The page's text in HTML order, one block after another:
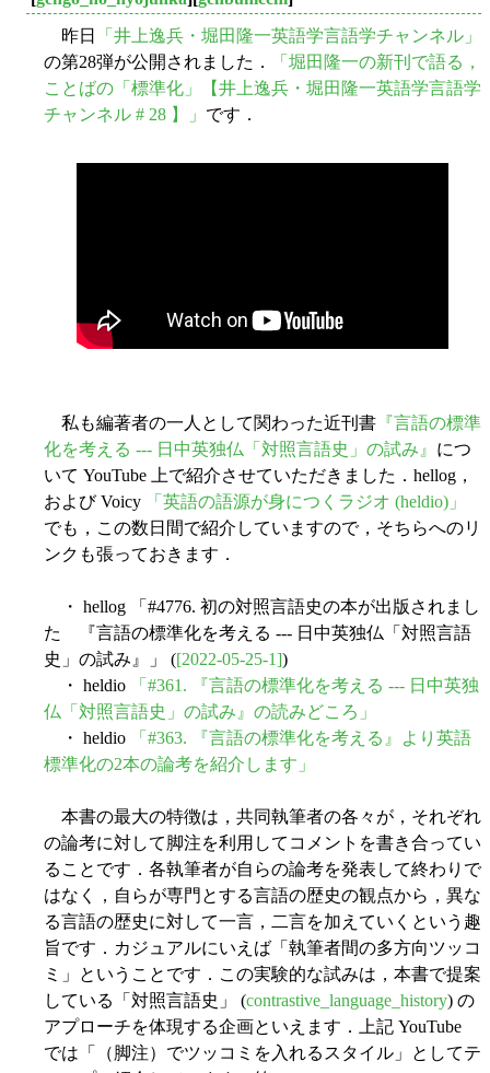
昨日
「井上逸兵・堀田隆一英語学言語学チャンネル」
の第28弾が公開されました．
「堀田隆一の新刊で語る，
ことばの「標準化」【井上逸兵・堀田隆一英語学言語学
チャンネル # 28 】」 です．
私も編著者の一人として関わった近刊書 『言語の標準
化を考える --- 日中英独仏「対照言語史」の試み』 につ
いて YouTube 上で紹介させていただきました．hellog，
および Voicy
「英語の語源が身につくラジオ (heldio)」
でも，この数日間で紹介していますので，そちらへのリ
ンクも張っておきます．
・ hellog 「#4776. 初の対照言語史の本が出版されまし
た 『言語の標準化を考える --- 日中英独仏「対照言語
史」の試み』」 ([2022-05-25-1])
・ heldio
「#361. 『言語の標準化を考える --- 日中英独
仏「対照言語史」の試み』の読みどころ」
・ heldio
「#363. 『言語の標準化を考える』より英語
標準化の2本の論考を紹介します」
本書の最大の特徴は，共同執筆者の各々が，それぞれ
の論考に対して脚注を利用してコメントを書き合ってい
ることです．各執筆者が自らの論考を発表して終わりで
はなく，自らが専門とする言語の歴史の観点から，異な
る言語の歴史に対して一言，二言を加えていくという趣
旨です．カジュアルにいえば「執筆者間の多方向ツッコ
ミ」ということです．この実験的な試みは，本書で提案
している「対照言語史」 (contrastive_language_history) の
アプローチを体現する企画といえます．上記 YouTube
では「（脚注）でツッコミを入れるスタイル」としてテ